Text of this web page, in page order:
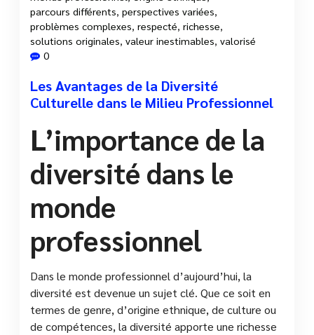
parcours différents, perspectives variées,
problèmes complexes, respecté, richesse,
solutions originales, valeur inestimables, valorisé
0
Les Avantages de la Diversité
Culturelle dans le Milieu Professionnel
L’importance de la
diversité dans le
monde
professionnel
Dans le monde professionnel d’aujourd’hui, la
diversité est devenue un sujet clé. Que ce soit en
termes de genre, d’origine ethnique, de culture ou
de compétences, la diversité apporte une richesse